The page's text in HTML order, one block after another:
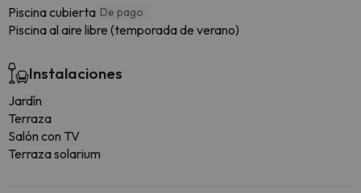
Piscina cubierta De pago
Piscina al aire libre (temporada de verano)
Instalaciones
Jardín
Terraza
Salón con TV
Terraza solarium